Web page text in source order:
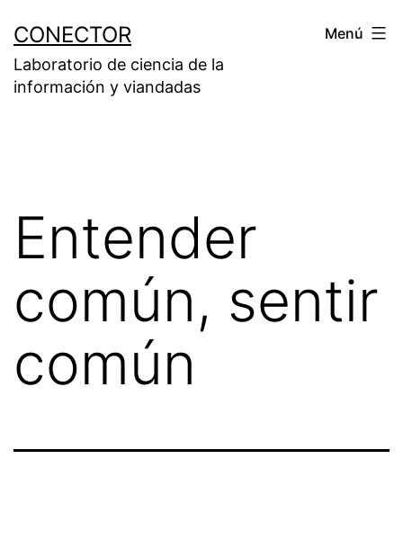
contenido
CONECTOR
Laboratorio de ciencia de la
información y viandadas
Menú
Entender
común, sentir
común